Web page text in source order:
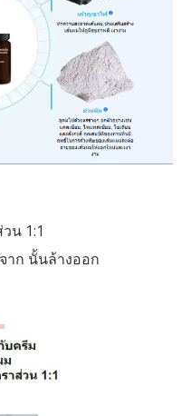
น 1:1
าก นั้นล้างออก